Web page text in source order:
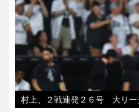
村上、２戦連発２６号 大リー